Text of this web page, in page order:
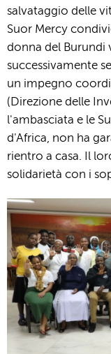
salvataggio delle
Suor Mercy
donna del Burundi
successivamente
un impegno
(Direzione delle
l'ambasciata e le
d'Africa, non ha
rientro a casa. Il
solidarietà con i